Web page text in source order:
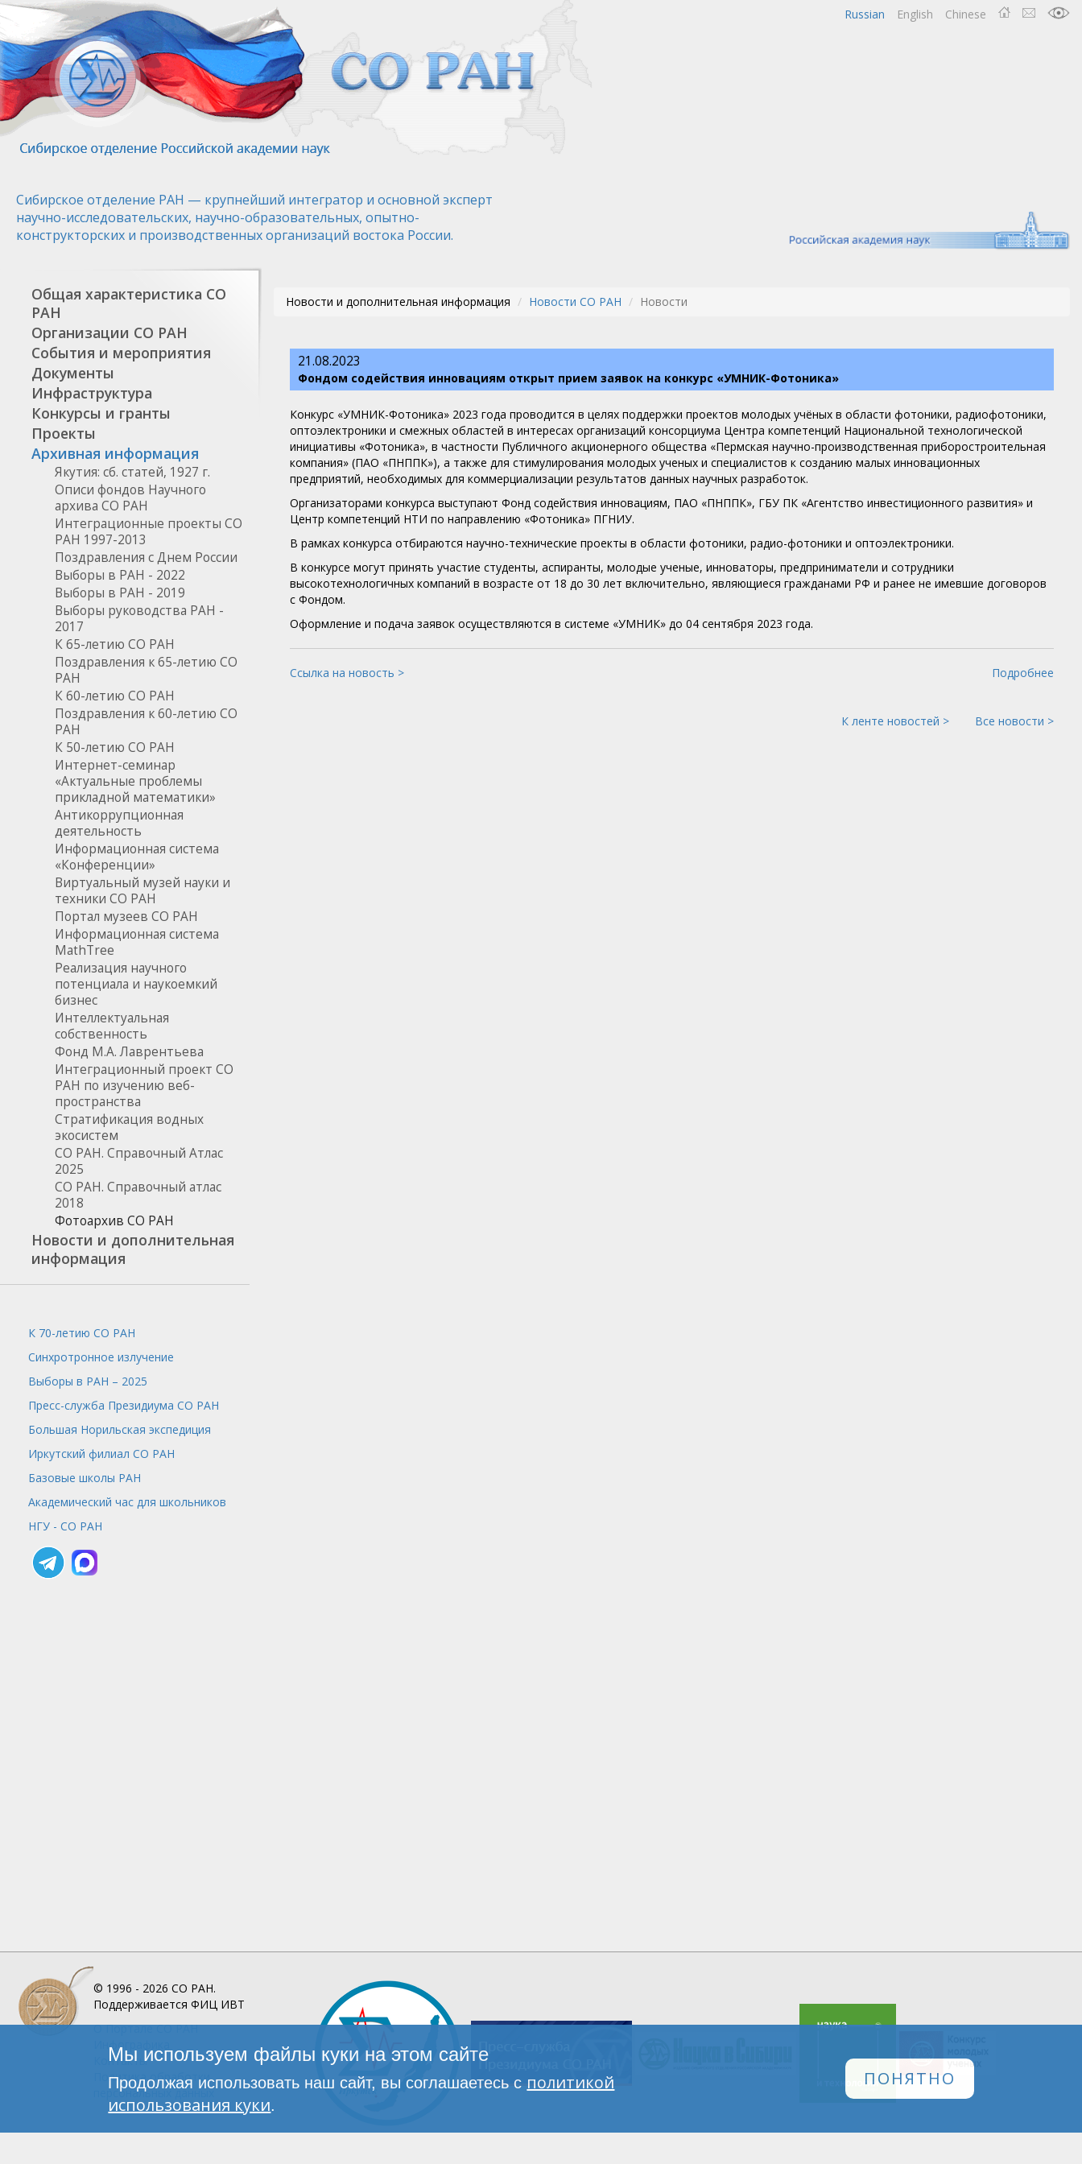
Перейти
основному
содержанию
Chinese
English
Russian
Сибирское отделение РАН — крупнейший интегратор и основной эксперт
научно-исследовательских, научно-образовательных, опытно-
конструкторских и производственных организаций востока России.
Общая характеристика СО
РАН
Организации СО РАН
События и мероприятия
Документы
Инфраструктура
Конкурсы и гранты
Проекты
Архивная информация
Якутия: сб. статей, 1927 г.
Описи фондов Научного
архива СО РАН
Интеграционные проекты СО
РАН 1997-2013
Поздравления с Днем России
Выборы в РАН - 2022
Выборы в РАН - 2019
Выборы руководства РАН -
2017
К 65-летию СО РАН
Поздравления к 65-летию СО
РАН
К 60-летию СО РАН
Поздравления к 60-летию СО
РАН
К 50-летию СО РАН
Интернет-семинар
«Актуальные проблемы
прикладной математики»
Антикоррупционная
деятельность
Информационная система
«Конференции»
Виртуальный музей науки и
техники СО РАН
Портал музеев СО РАН
Информационная система
MathTree
Реализация научного
потенциала и наукоемкий
бизнес
Интеллектуальная
собственность
Фонд М.А. Лаврентьева
Интеграционный проект СО
РАН по изучению веб-
пространства
Стратификация водных
экосистем
СО РАН. Справочный Атлас
2025
СО РАН. Справочный атлас
2018
Фотоархив СО РАН
Новости и дополнительная
информация
К 70-летию СО РАН
Синхротронное излучение
Выборы в РАН – 2025
Пресс-служба Президиума СО РАН
Большая Норильская экспедиция
Иркутский филиал СО РАН
Базовые школы РАН
Академический час для школьников
НГУ - СО РАН
Новости и дополнительная информация Новости СО РАН Новости
21.08.2023
Фондом содействия инновациям открыт прием заявок на конкурс «УМНИК-Фотоника»
Конкурс «УМНИК-Фотоника» 2023 года проводится в целях поддержки проектов молодых учёных в области фотоники, радиофотоники,
оптоэлектроники и смежных областей в интересах организаций консорциума Центра компетенций Национальной технологической
инициативы «Фотоника», в частности Публичного акционерного общества «Пермская научно-производственная приборостроительная
компания» (ПАО «ПНППК»), а также для стимулирования молодых ученых и специалистов к созданию малых инновационных
предприятий, необходимых для коммерциализации результатов данных научных разработок.
Организаторами конкурса выступают Фонд содействия инновациям, ПАО «ПНППК», ГБУ ПК «Агентство инвестиционного развития» и
Центр компетенций НТИ по направлению «Фотоника» ПГНИУ.
В рамках конкурса отбираются научно-технические проекты в области фотоники, радио-фотоники и оптоэлектроники.
В конкурсе могут принять участие студенты, аспиранты, молодые ученые, инноваторы, предприниматели и сотрудники
высокотехнологичных компаний в возрасте от 18 до 30 лет включительно, являющиеся гражданами РФ и ранее не имевшие договоров
с Фондом.
Оформление и подача заявок осуществляются в системе «УМНИК» до 04 сентября 2023 года.
Ссылка на новость > Подробнее
К ленте новостей > Все новости >
© 1996 - 2026 СО РАН.
Поддерживается ФИЦ ИВТ
О ПорталеСО РАН
Инфографика
Контакты
Политика обработки
персональных данных
Мы используем файлы куки на этом сайте
Продолжая использовать наш сайт, вы соглашаетесь с политикой
использования куки.
ПОНЯТНО